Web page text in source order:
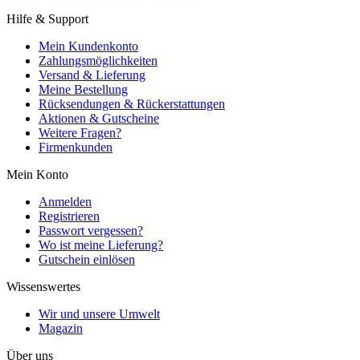
Hilfe & Support
Mein Kundenkonto
Zahlungsmöglichkeiten
Versand & Lieferung
Meine Bestellung
Rücksendungen & Rückerstattungen
Aktionen & Gutscheine
Weitere Fragen?
Firmenkunden
Mein Konto
Anmelden
Registrieren
Passwort vergessen?
Wo ist meine Lieferung?
Gutschein einlösen
Wissenswertes
Wir und unsere Umwelt
Magazin
Über uns